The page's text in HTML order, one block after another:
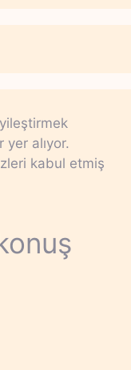
alıyor.
kabul etmiş